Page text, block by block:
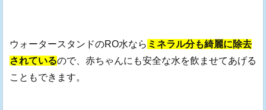
ウォータースタンドのRO水なら ミネラル分も綺麗に除去
されているので、赤ちゃんにも安全な水を飲ませてあげる
こともできます。